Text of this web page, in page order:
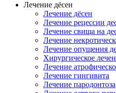
Лечение дёсен
Лечение дёсен
Лечение рецессии
Лечение свища на
Лечение
Лечение опущения
Хирургическое
Лечение
Лечение гингивита
Лечение пародонтоза